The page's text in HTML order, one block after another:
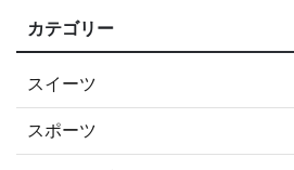
カテゴリー
スイーツ
スポーツ